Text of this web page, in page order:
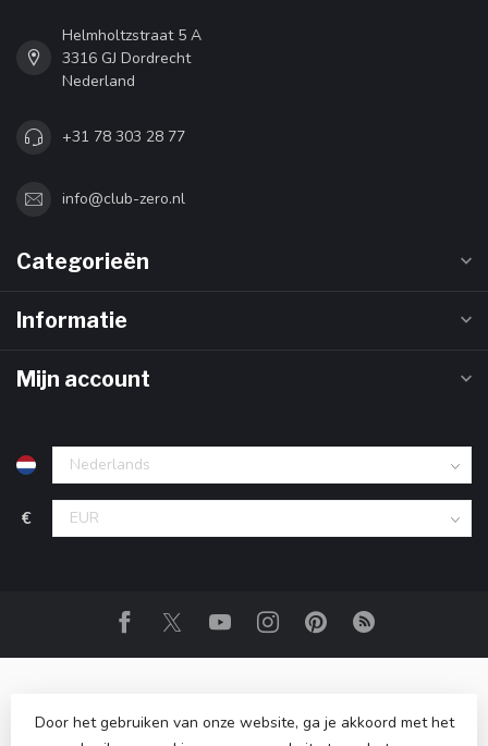
Helmholtzstraat 5 A
3316 GJ Dordrecht
Nederland
+31 78 303 28 77
info@club-zero.nl
Categorieën
Informatie
Mijn account
€
Door het gebruiken van onze website, ga je akkoord met het